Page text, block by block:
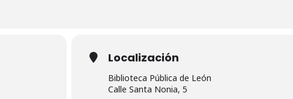
Localización
Biblioteca Pública de León
Calle Santa Nonia, 5